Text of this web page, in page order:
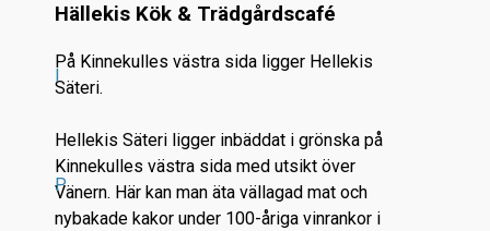
l
P
Hällekis Kök & Trädgårdscafé
På Kinnekulles västra sida ligger Hellekis
Säteri.
Hellekis Säteri ligger inbäddat i grönska på
Kinnekulles västra sida med utsikt över
Vänern. Här kan man äta vällagad mat och
nybakade kakor under 100-åriga vinrankor i